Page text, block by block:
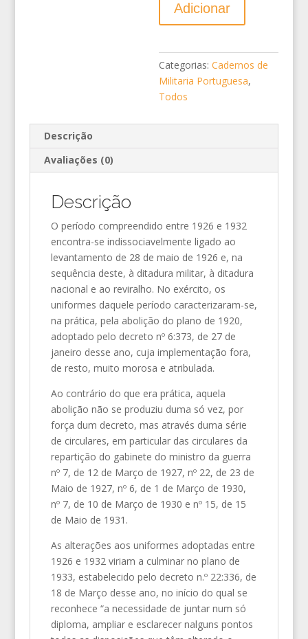
Adicionar
Categorias:Cadernos de
Militaria Portuguesa,
Todos
Descrição
Avaliações (0)
Descrição
O período compreendido entre 1926 e 1932
encontra-se indissociavelmente ligado ao
levantamento de 28 de maio de 1926 e, na
sequência deste, à ditadura militar, à ditadura
nacional e ao reviralho. No exército, os
uniformes daquele período caracterizaram-se,
na prática, pela abolição do plano de 1920,
adoptado pelo decreto nº 6:373, de 27 de
janeiro desse ano, cuja implementação fora,
de resto, muito morosa e atribulada.
Ao contrário do que era prática, aquela
abolição não se produziu duma só vez, por
força dum decreto, mas através duma série
de circulares, em particular das circulares da
repartição do gabinete do ministro da guerra
nº 7, de 12 de Março de 1927, nº 22, de 23 de
Maio de 1927, nº 6, de 1 de Março de 1930,
nº 7, de 10 de Março de 1930 e nº 15, de 15
de Maio de 1931.
As alterações aos uniformes adoptadas entre
1926 e 1932 viriam a culminar no plano de
1933, estabelecido pelo decreto n.º 22:336, de
18 de Março desse ano, no início do qual se
reconhece “a necessidade de juntar num só
diploma, ampliar e esclarecer nalguns pontos